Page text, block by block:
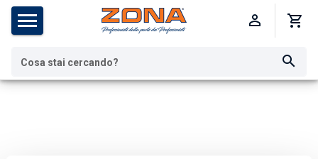
Cosa stai cercando?